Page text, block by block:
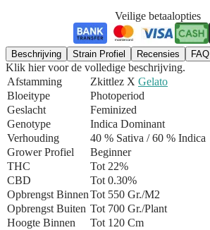
Veilige betaalopties
Beschrijving Strain Profiel Recensies FAQ
Klik hier voor de volledige beschrijving.
Afstamming
Zkittlez X Gelato
Bloeitype
Photoperiod
Geslacht
Feminized
Genotype
Indica Dominant
Verhouding
40 % Sativa / 60 % Indica
Grower Profiel
Beginner
THC
Tot 22%
CBD
Tot 0.30%
Opbrengst BinnenTot 550 Gr./m2
Opbrengst Buiten Tot 700 Gr./plant
Hoogte Binnen
Tot 120 Cm